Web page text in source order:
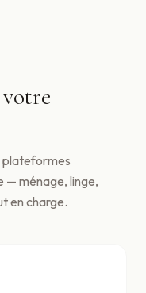
plateformes
— ménage, linge,
en charge.